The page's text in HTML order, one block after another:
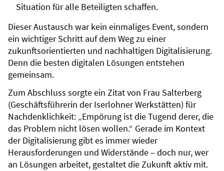
Situation für alle Beteiligten schaffen.
Dieser Austausch war kein einmaliges Event, sondern
ein wichtiger Schritt auf dem Weg zu einer
zukunftsorientierten und nachhaltigen Digitalisierung.
Denn die besten digitalen Lösungen entstehen
gemeinsam.
Zum Abschluss sorgte ein Zitat von Frau Salterberg
(Geschäftsführerin der Iserlohner Werkstätten) für
Nachdenklichkeit: „Empörung ist die Tugend derer, die
das Problem nicht lösen wollen.“ Gerade im Kontext
der Digitalisierung gibt es immer wieder
Herausforderungen und Widerstände – doch nur, wer
an Lösungen arbeitet, gestaltet die Zukunft aktiv mit.